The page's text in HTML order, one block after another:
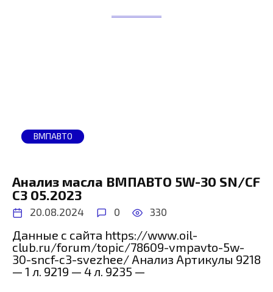
ВМПАВТО
Анализ масла ВМПАВТО 5W-30 SN/CF
C3 05.2023
20.08.2024 0 330
Данные с сайта https://www.oil-
club.ru/forum/topic/78609-vmpavto-5w-
30-sncf-c3-svezhee/ Анализ Артикулы 9218
— 1 л. 9219 — 4 л. 9235 —